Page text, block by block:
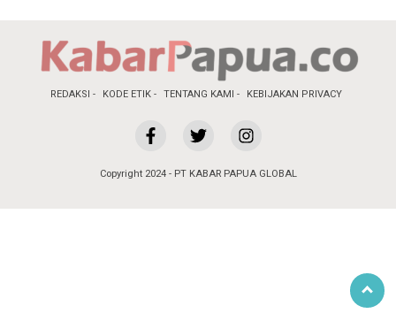
REDAKSI KODE ETIK TENTANG KAMI KEBIJAKAN PRIVACY
Copyright 2024 - PT KABAR PAPUA GLOBAL